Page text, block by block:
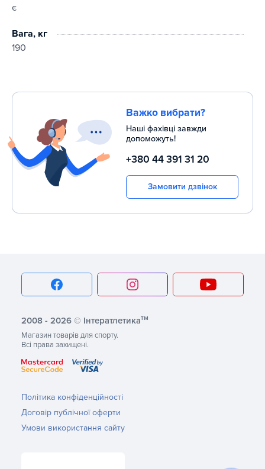
є
Вага, кг
190
Важко вибрати?
Наші фахівці завжди
допоможуть!
+380 44 391 31 20
Замовити дзвінок
2008 - 2026 © Інтератлетикатм
Магазин товарів для спорту.
Всі права захищені.
Політика конфіденційності
Договір публічної оферти
Умови використання сайту